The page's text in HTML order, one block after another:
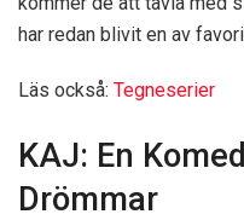
har redan blivit en av
Läs också: Tegneserier
KAJ: En
Drömmar